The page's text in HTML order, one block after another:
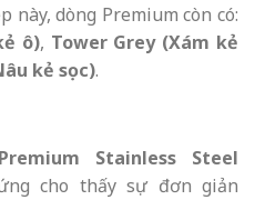
dòng Premium còn có:
ô), Tower Grey (Xám kẻ
kẻ sọc).
Stainless Steel
cho thấy sự đơn giản